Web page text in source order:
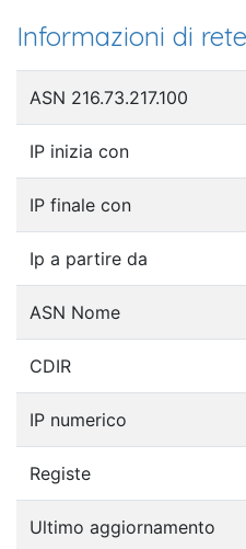
Informazioni di rete
ASN 216.73.217.100
IP inizia con
IP finale con
Ip a partire da
ASN Nome
CDIR
IP numerico
Registe
Ultimo aggiornamento